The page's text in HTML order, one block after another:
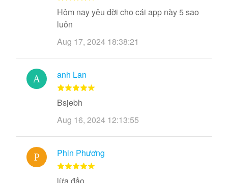
Hôm nay yêu đời cho cái app này 5 sao
luôn
Aug 17, 2024 18:38:21
anh Lan
Bsjebh
Aug 16, 2024 12:13:55
Phin Phương